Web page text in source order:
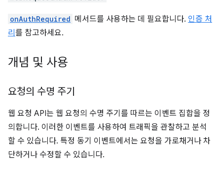
onAuthRequired 메서드를 사용하는 데 필요합니다. 인증 처
리 를 참고하세요.
개념 및 사용
요청의 수명 주기
웹 요청 API는 웹 요청의 수명 주기를 따르는 이벤트 집합을 정
의합니다. 이러한 이벤트를 사용하여 트래픽을 관찰하고 분석
할 수 있습니다. 특정 동기 이벤트에서는 요청을 가로채거나 차
단하거나 수정할 수 있습니다.